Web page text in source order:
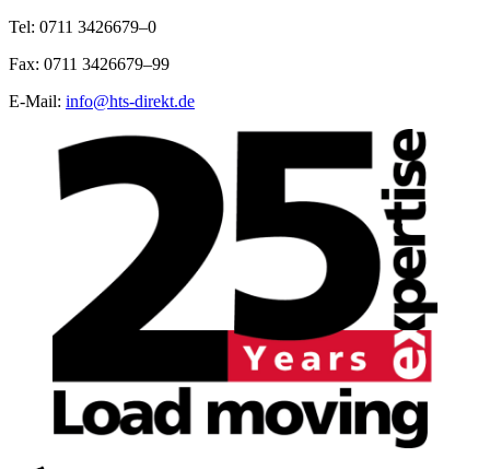
Tel: 0711 3426679–0
Fax: 0711 3426679–99
E-Mail: info@hts-direkt.de